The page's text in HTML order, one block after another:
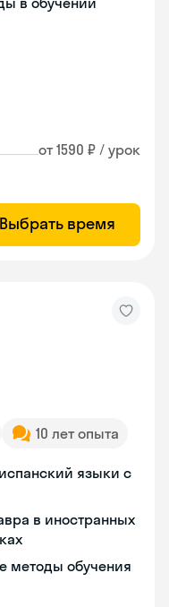
от 1590 ₽ / урок
Выбрать время
10 лет опыта
языки с
в иностранных
методы обучения